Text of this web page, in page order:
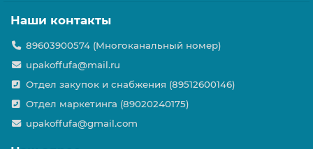
Наши контакты
89603900574 (Многоканальный номер)
upakoffufa@mail.ru
Отдел закупок и снабжения (89512600146)
Отдел маркетинга (89020240175)
upakoffufa@gmail.com